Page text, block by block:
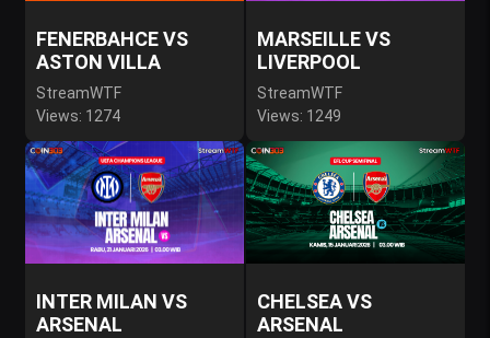
FENERBAHCE VS
ASTON VILLA
StreamWTF
Views: 1274
MARSEILLE VS
LIVERPOOL
StreamWTF
Views: 1249
INTER MILAN VS
ARSENAL
CHELSEA VS
ARSENAL